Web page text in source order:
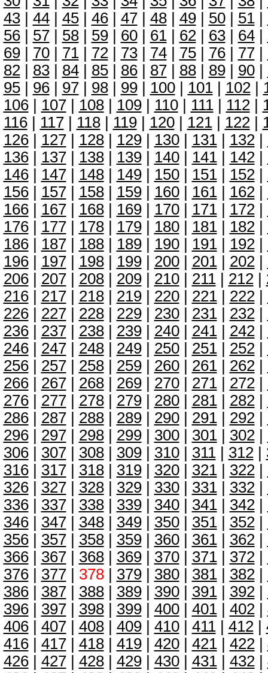
43| 44| 45| 46| 47| 48| 49| 50| 51|
56| 57| 58| 59| 60| 61| 62| 63| 64|
69| 70| 71| 72| 73| 74| 75| 76| 77|
82| 83| 84| 85| 86| 87| 88| 89| 90|
95| 96| 97| 98| 99| 100| 101| 102|
106| 107| 108| 109| 110| 111| 112|
116| 117| 118| 119| 120| 121| 122|
126| 127| 128| 129| 130| 131| 132|
136| 137| 138| 139| 140| 141| 142|
146| 147| 148| 149| 150| 151| 152|
156| 157| 158| 159| 160| 161| 162|
166| 167| 168| 169| 170| 171| 172|
176| 177| 178| 179| 180| 181| 182|
186| 187| 188| 189| 190| 191| 192|
196| 197| 198| 199| 200| 201| 202|
206| 207| 208| 209| 210| 211| 212|
216| 217| 218| 219| 220| 221| 222|
226| 227| 228| 229| 230| 231| 232|
236| 237| 238| 239| 240| 241| 242|
246| 247| 248| 249| 250| 251| 252|
256| 257| 258| 259| 260| 261| 262|
266| 267| 268| 269| 270| 271| 272|
276| 277| 278| 279| 280| 281| 282|
286| 287| 288| 289| 290| 291| 292|
296| 297| 298| 299| 300| 301| 302|
306| 307| 308| 309| 310| 311| 312|
316| 317| 318| 319| 320| 321| 322|
326| 327| 328| 329| 330| 331| 332|
336| 337| 338| 339| 340| 341| 342|
346| 347| 348| 349| 350| 351| 352|
356| 357| 358| 359| 360| 361| 362|
366| 367| 368| 369| 370| 371| 372|
376| 377| 378| 379| 380| 381| 382|
386| 387| 388| 389| 390| 391| 392|
396| 397| 398| 399| 400| 401| 402|
406| 407| 408| 409| 410| 411| 412|
416| 417| 418| 419| 420| 421| 422|
426| 427| 428| 429| 430| 431| 432|